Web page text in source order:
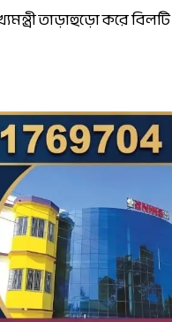
তাড়াহুড়ো করে বিলটি